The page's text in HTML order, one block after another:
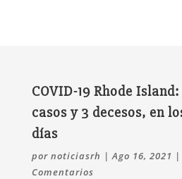
COVID-19 Rhode
casos y 3 decesos, en
días
por noticiasrh | Ago 16, 2021 |
Comentarios